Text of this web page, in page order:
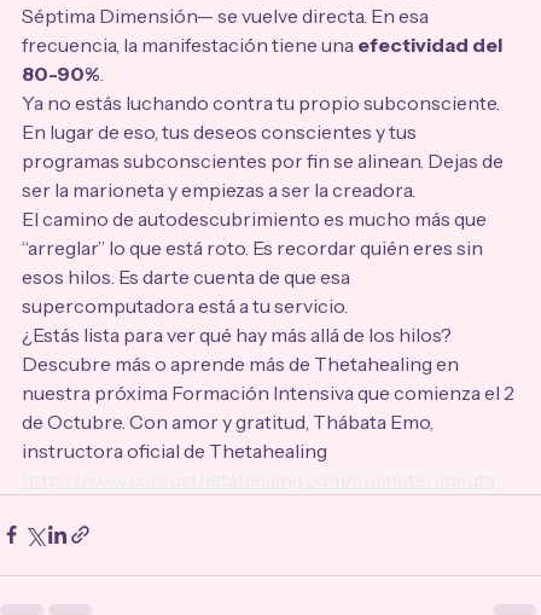
Séptima Dimensión— se vuelve directa. En esa
frecuencia, la manifestación tiene una efectividad del
80-90%
Ya no estás luchando contra tu propio subconsciente.
En lugar de eso, tus deseos conscientes y tus
programas subconscientes por fin se alinean. Dejas de
ser la marioneta y empiezas a ser la creadora.
El camino de autodescubrimiento es mucho más que
“arreglar” lo que está roto. Es recordar quién eres sin
esos hilos. Es darte cuenta de que esa
supercomputadora está a tu servicio.
¿Estás lista para ver qué hay más allá de los hilos?
Descubre más o aprende más de Thetahealing en
nuestra próxima Formación Intensiva que comienza el 2
de Octubre. Con amor y gratitud, Thábata Emo,
instructora oficial de Thetahealing
https://www.cursosthetahealing.com/onlineterapeuta